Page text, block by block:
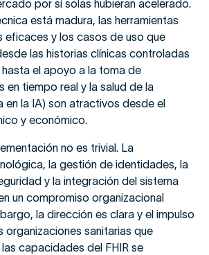
por sí solas hubieran acelerado.
está madura, las herramientas
eficaces y los casos de uso que
las historias clínicas controladas
el apoyo a la toma de
en tiempo real y la salud de la
en la IA) son atractivos desde el
y económico.
no es trivial. La
la gestión de identidades, la
y la integración del sistema
un compromiso organizacional
la dirección es clara y el impulso
organizaciones sanitarias que
capacidades del FHIR se